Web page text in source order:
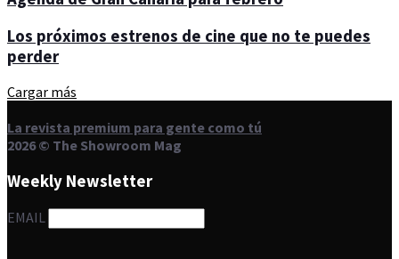
Los próximos estrenos de cine que no te puedes
perder
Cargar más
La revista premium para gente como tú
2026 © The Showroom Mag
Weekly Newsletter
EMAIL